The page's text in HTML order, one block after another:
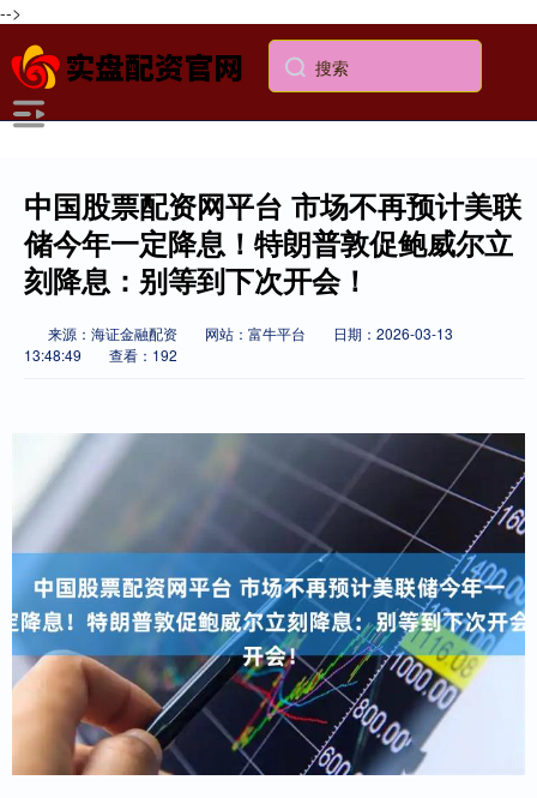
-->
中国股票配资网平台 市场不再预计美联
储今年一定降息！特朗普敦促鲍威尔立
刻降息：别等到下次开会！
来源：海证金融配资 网站：富牛平台
日期：2026-03-13
13:48:49
查看：192